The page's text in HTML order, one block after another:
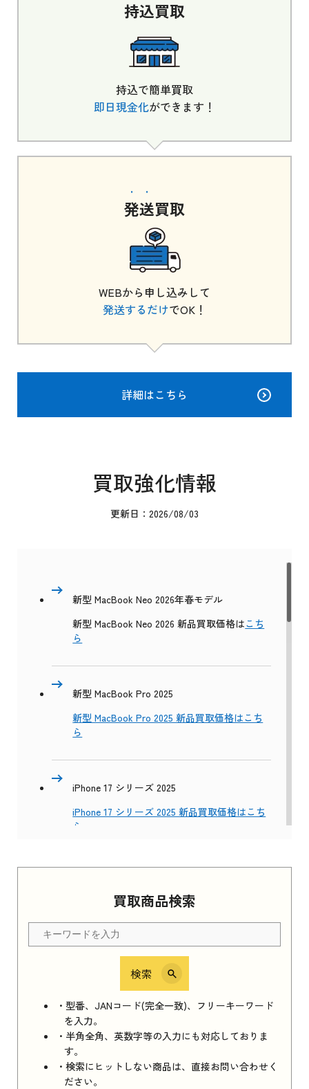
買取商品検索
検索
・型番、JANコード(完全一致)、フリーキーワード
を入力。
・半角全角、英数字等の入力にも対応しておりま
す。
・検索にヒットしない商品は、直接お問い合わせく
ださい。
持込買取
持込で簡単買取
即日現金化ができます！
発送買取
WEBから申し込みして
発送するだけでOK！
詳細はこちら
買取強化情報
更新日：2026/08/03
新型 MacBook Neo 2026年春モデル
新型 MacBook Neo 2026 新品買取価格はこち
ら
新型 MacBook Pro 2025
新型 MacBook Pro 2025 新品買取価格はこち
ら
iPhone 17 シリーズ 2025
iPhone 17 シリーズ 2025 新品買取価格はこち
ら
Apple Watch Series 11 2025 新品買取価格はこ
ちら
iPhone 16e シリーズ 2025
iPhone 16e シリーズ 2025 新品買取価格はこち
ら
iPad 11インチ 2025年春モデル